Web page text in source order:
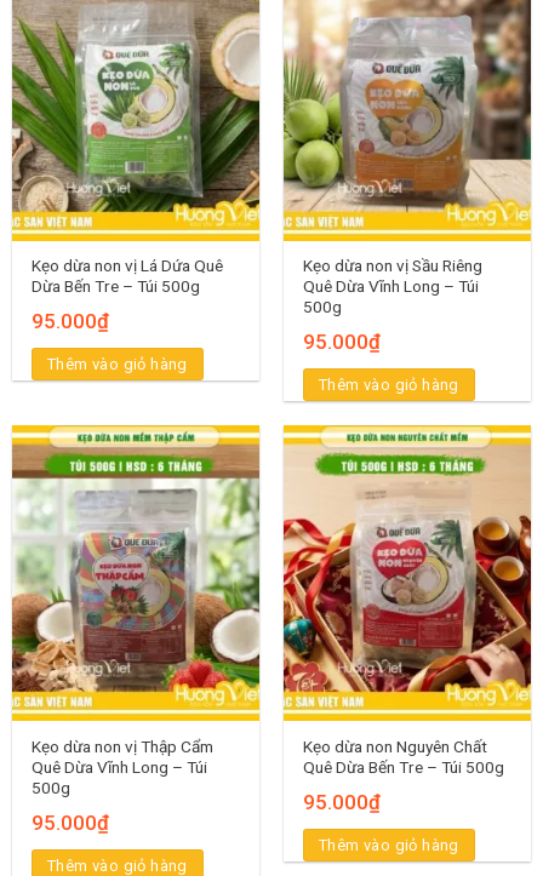
Kẹo dừa non vị Lá Dứa Quê
Dừa Bến Tre – Túi 500g
95.000₫
Thêm vào giỏ hàng
Kẹo dừa non vị Sầu Riêng
Quê Dừa Vĩnh Long – Túi
500g
95.000₫
Thêm vào giỏ hàng
Kẹo dừa non vị Thập Cẩm
Quê Dừa Vĩnh Long – Túi
500g
95.000₫
Thêm vào giỏ hàng
Kẹo dừa non Nguyên Chất
Quê Dừa Bến Tre – Túi 500g
95.000₫
Thêm vào giỏ hàng